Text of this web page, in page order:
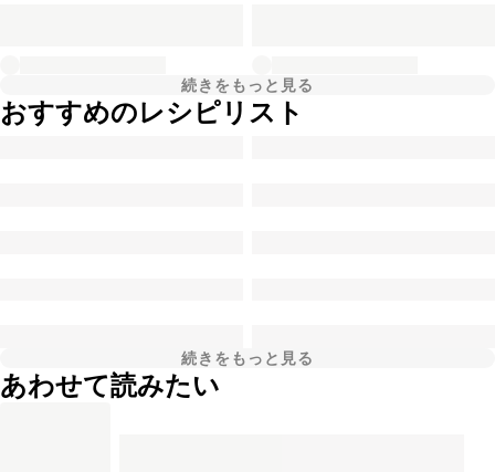
続きをもっと見る
おすすめのレシピリスト
続きをもっと見る
あわせて読みたい